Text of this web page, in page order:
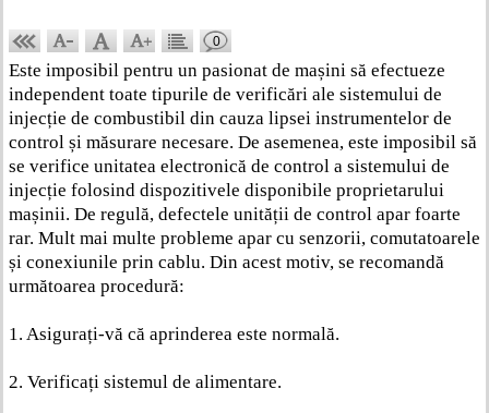
0
Este imposibil pentru un pasionat de mașini să efectueze
independent toate tipurile de verificări ale sistemului de
injecție de combustibil din cauza lipsei instrumentelor de
control și măsurare necesare. De asemenea, este imposibil să
se verifice unitatea electronică de control a sistemului de
injecție folosind dispozitivele disponibile proprietarului
mașinii. De regulă, defectele unității de control apar foarte
rar. Mult mai multe probleme apar cu senzorii, comutatoarele
și conexiunile prin cablu. Din acest motiv, se recomandă
următoarea procedură:
1. Asigurați-vă că aprinderea este normală.
2. Verificați sistemul de alimentare.